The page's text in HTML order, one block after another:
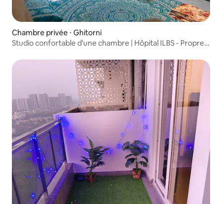
Chambre privée ⋅ Ghitorni
Studio confortable d'une chambre | Hôpital ILBS - Propre